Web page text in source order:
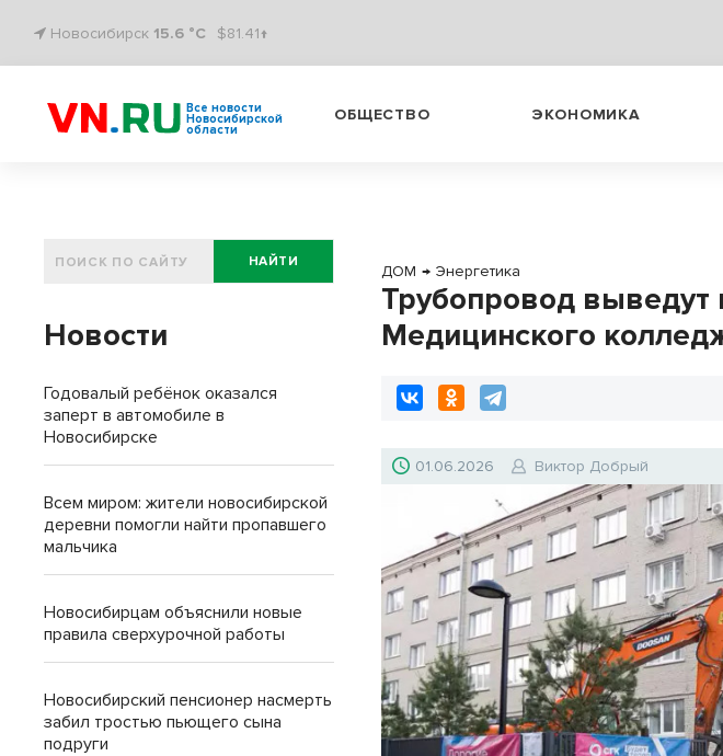
Новосибирск 15.6 °C $81.41↑
Все новости
Новосибирской
области
ОБЩЕСТВО ЭКОНОМИКА
ДОМ → Энергетика
Трубопровод выведут
Медицинского
01.06.2026 Виктор Добрый
НАЙТИ
Новости
Годовалый ребёнок оказался
заперт в автомобиле в
Новосибирске
Всем миром: жители новосибирской
деревни помогли найти пропавшего
мальчика
Новосибирцам объяснили новые
правила сверхурочной работы
Новосибирский пенсионер насмерть
забил тростью пьющего сына
подруги